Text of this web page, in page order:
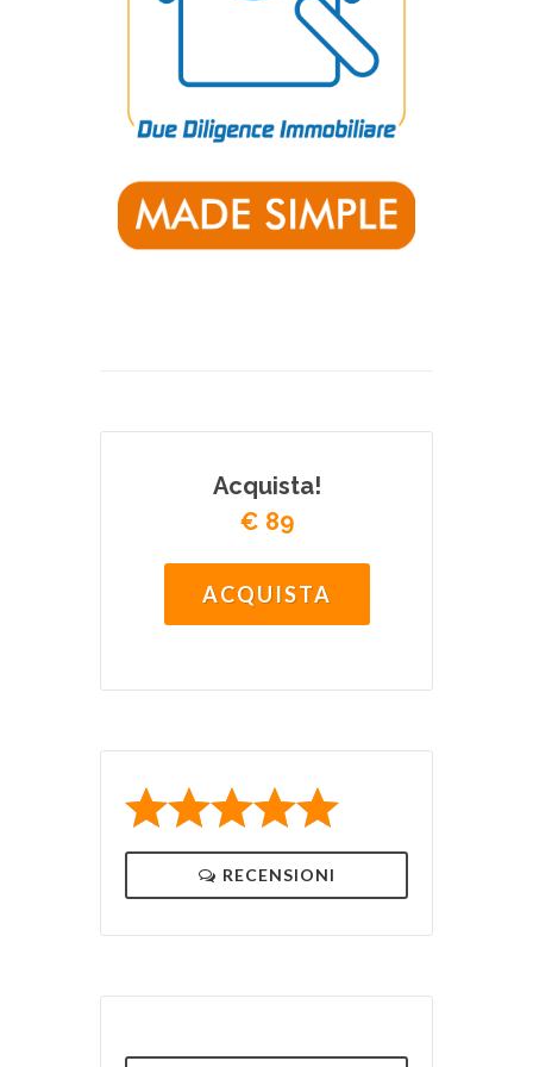
Acquista!
€ 89
ACQUISTA
RECENSIONI